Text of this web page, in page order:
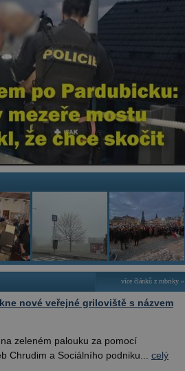
více článků z rubriky »
nové veřejné griloviště s názvem
zeleném palouku za pomocí
Chrudim a Sociálního podniku... celý